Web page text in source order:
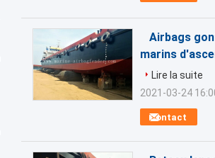
Airbags
marins
Contact
Lire la suite
2021-03-24